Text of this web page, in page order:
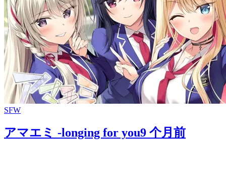
SFW
アマエミ -longing for you9 个月前